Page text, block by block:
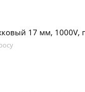
17 мм, 1000V,